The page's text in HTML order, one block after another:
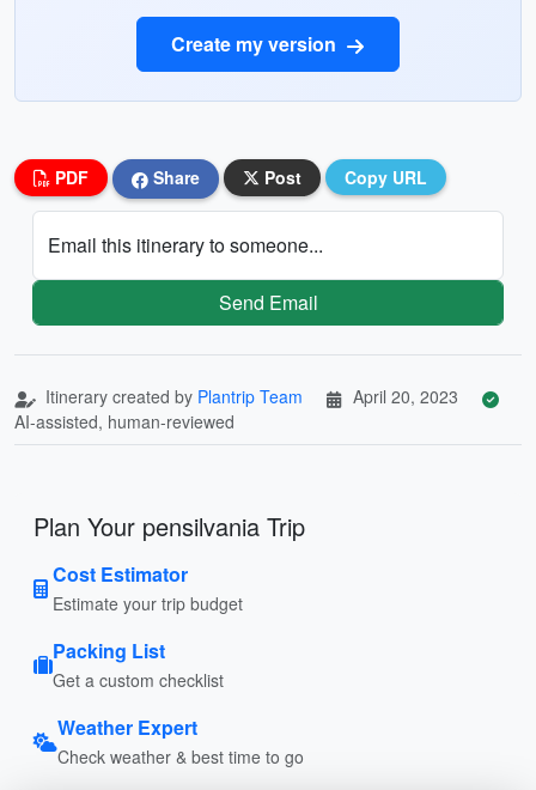
Create my version
PDF Share Post Copy URL
Email this itinerary to someone...
Send Email
Itinerary created by Plantrip Team
April 20, 2023
AI-assisted, human-reviewed
Plan Your pensilvania Trip
Cost Estimator
Estimate your trip budget
Packing List
Get a custom checklist
Weather Expert
Check weather & best time to go